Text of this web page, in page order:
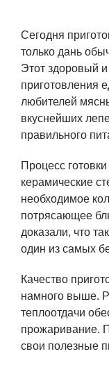
Сегодня
только дань
Этот здоровый
приготовления
любителей
вкуснейших
правильного
Процесс
керамические
необходимое
потрясающее
доказали, что
один из самых
Качество
намного выше.
теплоотдачи
прожаривание.
свои полезные